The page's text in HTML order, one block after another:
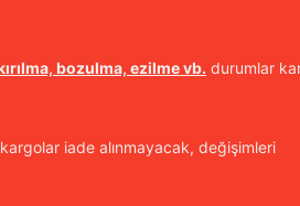
bozulma, ezilme vb. durumlar
iade alınmayacak, değişimleri